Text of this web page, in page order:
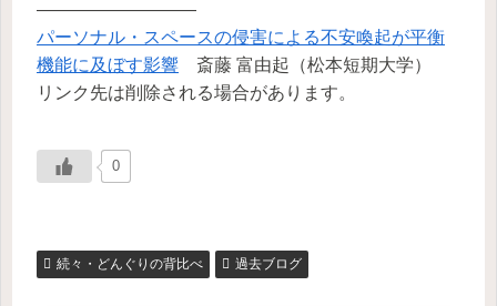
―――――――――
パーソナル・スペースの侵害による不安喚起が平衡
機能に及ぼす影響 斎藤 富由起（松本短期大学）
リンク先は削除される場合があります。
0
続々・どんぐりの背比べ 過去ブログ